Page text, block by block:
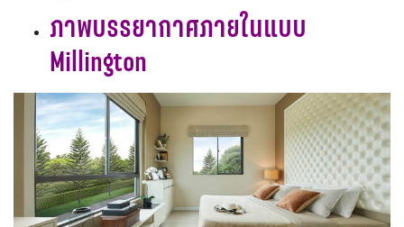
ภาพบรรยากาศภายในแบบ
Millington